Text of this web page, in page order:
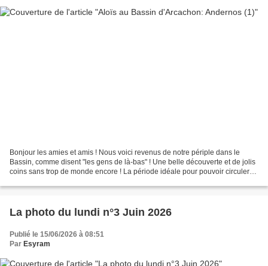
Bonjour les amies et amis ! Nous voici revenus de notre périple dans le
Bassin, comme disent "les gens de là-bas" ! Une belle découverte et de jolis
coins sans trop de monde encore ! La période idéale pour pouvoir circuler
La photo du lundi n°3 Juin 2026
Publié le 15/06/2026 à 08:51
Par Esyram